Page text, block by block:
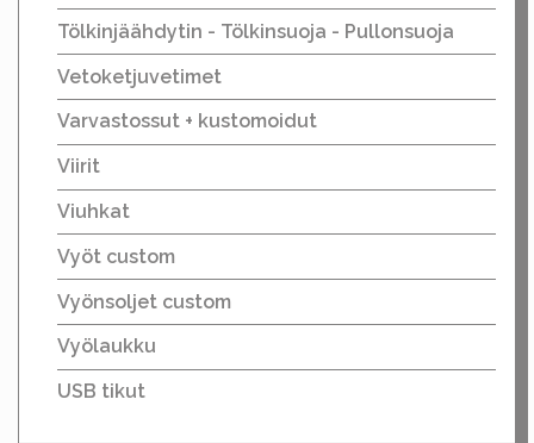
Tölkinjäähdytin - Tölkinsuoja - Pullonsuoja
Vetoketjuvetimet
Varvastossut + kustomoidut
Viirit
Viuhkat
Vyöt custom
Vyönsoljet custom
Vyölaukku
USB tikut